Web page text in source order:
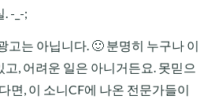
-_-;
고는 아닙니다. 🙂 분명히 누구나 이
고, 어려운 일은 아니거든요. 못믿으
면, 이 소니CF에 나온 전문가들이